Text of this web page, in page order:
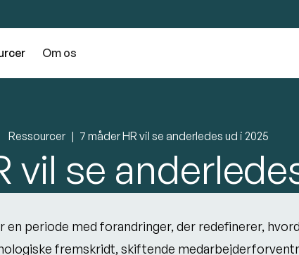
Om os
Ressourcer 7 måder HR vil se anderledes ud i 2025
vil se
en periode med forandringer, der redefinerer,
fremskridt, skiftende